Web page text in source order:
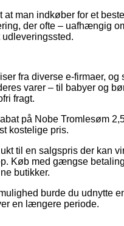
man indkøber for et
der ofte – uafhængig
fra diverse e-firmaer, og
varer – til babyer og
fragt.
på Nobe Tromlesøm
kostelige pris.
til en salgspris der kan
Køb med gængse
butikker.
burde du udnytte
en længere periode.